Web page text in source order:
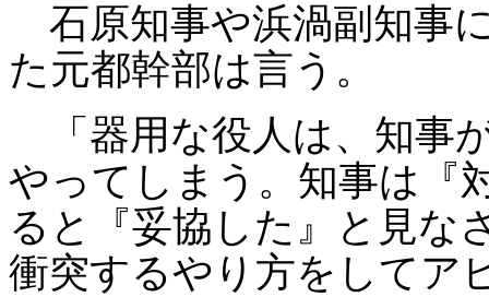
石原知事や浜渦副知事
た元都幹部は言う。
「器用な役人は、知事
やってしまう。知事は『
ると『妥協した』と見な
衝突するやり方をしてア